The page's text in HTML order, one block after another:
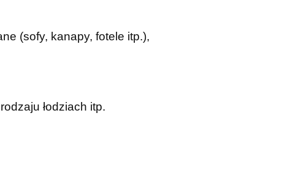
(sofy, kanapy, fotele itp.),
łodziach itp.